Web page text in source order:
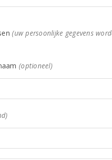
(uw persoonlijke gegevens
(optioneel)